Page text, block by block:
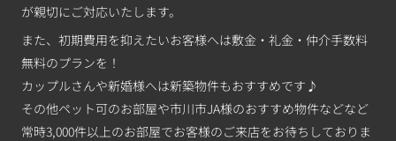
が親切にご対応いたします。
また、初期費用を抑えたいお客様へは敷金・礼金・仲介手数料
無料のプランを！
カップルさんや新婚様へは新築物件もおすすめです♪
その他ペット可のお部屋や市川市JA様のおすすめ物件などなど
常時3,000件以上のお部屋でお客様のご来店をお待ちしておりま